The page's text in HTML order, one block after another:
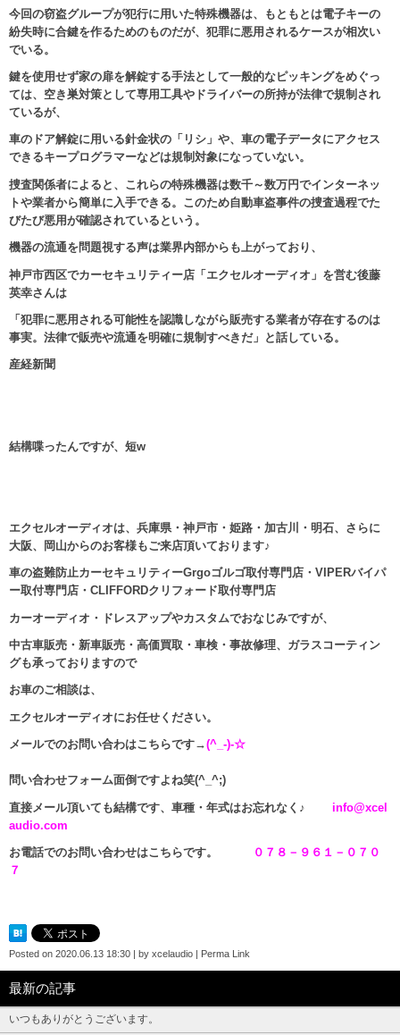
今回の窃盗グループが犯行に用いた特殊機器は、もともとは電子キーの
紛失時に合鍵を作るためのものだが、犯罪に悪用されるケースが相次い
でいる。
鍵を使用せず家の扉を解錠する手法として一般的なピッキングをめぐっ
ては、空き巣対策として専用工具やドライバーの所持が法律で規制され
ているが、
車のドア解錠に用いる針金状の「リシ」や、車の電子データにアクセス
できるキープログラマーなどは規制対象になっていない。
捜査関係者によると、これらの特殊機器は数千～数万円でインターネッ
トや業者から簡単に入手できる。このため自動車盗事件の捜査過程でた
びたび悪用が確認されているという。
機器の流通を問題視する声は業界内部からも上がっており、
神戸市西区でカーセキュリティー店「エクセルオーディオ」を営む後藤
英幸さんは
「犯罪に悪用される可能性を認識しながら販売する業者が存在するのは
事実。法律で販売や流通を明確に規制すべきだ」と話している。
産経新聞
結構喋ったんですが、短w
エクセルオーディオは、兵庫県・神戸市・姫路・加古川・明石、さらに
大阪、岡山からのお客様もご来店頂いております♪
車の盗難防止カーセキュリティーGrgoゴルゴ取付専門店・VIPERバイパ
ー取付専門店・CLIFFORDクリフォード取付専門店
カーオーディオ・ドレスアップやカスタムでおなじみですが、
中古車販売・新車販売・高価買取・車検・事故修理、ガラスコーティン
グも承っておりますので
お車のご相談は、
エクセルオーディオにお任せください。
メールでのお問い合わはこちらです→(^_-)-☆
問い合わせフォーム面倒ですよね笑(^_^;)
直接メール頂いても結構です、車種・年式はお忘れなく♪ info@xcel
audio.com
お電話でのお問い合わせはこちらです。
０７８－９６１－０７０
７
Posted on 2020.06.13 18:30 | by xcelaudio | Perma Link
最新の記事
いつもありがとうございます。